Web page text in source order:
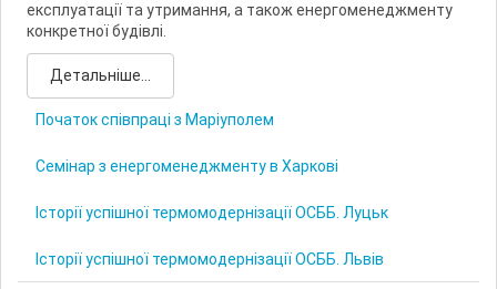
експлуатації та утримання, а також енергоменеджменту
конкретної будівлі.
Детальніше...
Початок співпраці з Маріуполем
Семінар з енергоменеджменту в Харкові
Історії успішної термомодернізації ОСББ. Луцьк
Історії успішної термомодернізації ОСББ. Львів